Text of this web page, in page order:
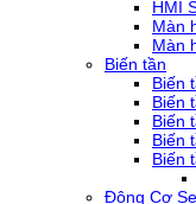
HMI
Màn
Màn
Biến tần
Biến
Biến
Biến
Biến
Biến
Động Cơ